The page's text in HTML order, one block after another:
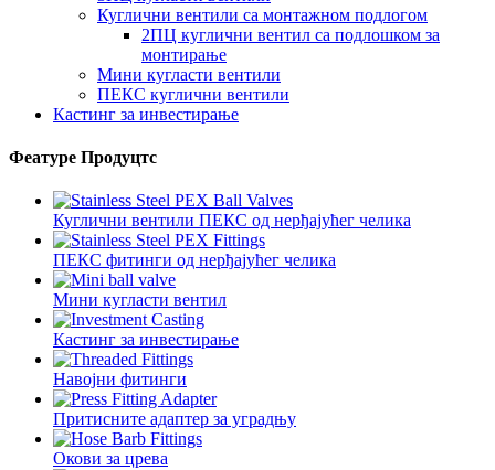
Куглични вентили са монтажном подлогом
2ПЦ куглични вентил са подлошком за
монтирање
Мини кугласти вентили
ПЕКС куглични вентили
Кастинг за инвестирање
Феатуре Продуцтс
Куглични вентили ПЕКС од нерђајућег челика
ПЕКС фитинги од нерђајућег челика
Мини кугласти вентил
Кастинг за инвестирање
Навојни фитинги
Притисните адаптер за уградњу
Окови за црева